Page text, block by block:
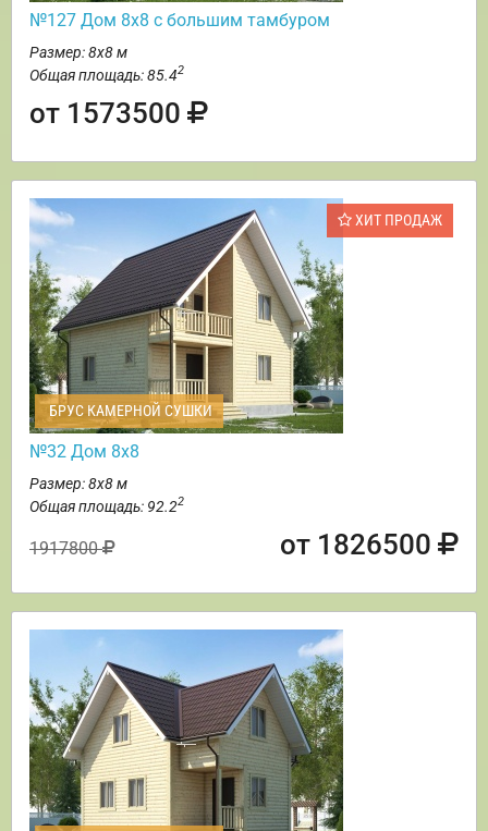
№127 Дом 8х8 с большим тамбуром
Размер: 8х8 м
Общая площадь: 85.42
от 1573500
ХИТ ПРОДАЖ
БРУС КАМЕРНОЙ СУШКИ
№32 Дом 8х8
Размер: 8х8 м
Общая площадь: 92.22
1917800 от 1826500